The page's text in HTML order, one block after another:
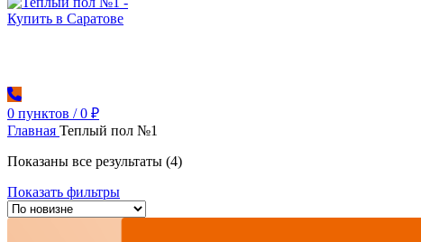
0 пунктов / 0 ₽
Главная Теплый пол №1
Показаны все результаты (4)Сортировка:
Показать фильтры